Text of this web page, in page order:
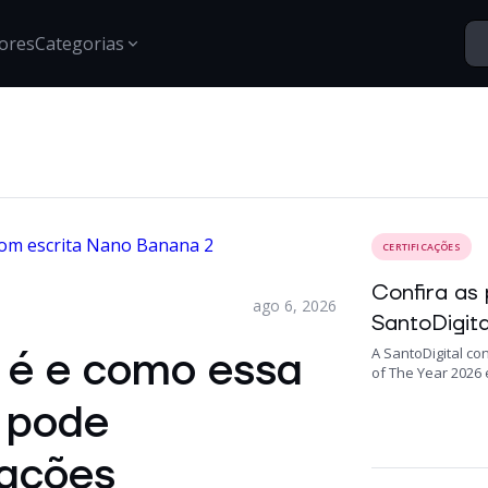
Explore o universo digital
Categorias
Tech Insights
Conteúdos, tendências e novidades sobre tecnologia,
Informações e treinamentos sobre certificações Google e
desenvolvimento técnico.
ago 6, 2026
e como essa
CERTIFICAÇÕES
Confira as
A SantoDigital
of The Year 2026